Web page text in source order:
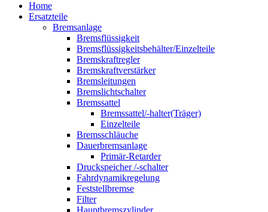
Home
Ersatzteile
Bremsanlage
Bremsflüssigkeit
Bremsflüssigkeitsbehälter/Einzelteile
Bremskraftregler
Bremskraftverstärker
Bremsleitungen
Bremslichtschalter
Bremssattel
Bremssattel/-halter(Träger)
Einzelteile
Bremsschläuche
Dauerbremsanlage
Primär-Retarder
Druckspeicher /-schalter
Fahrdynamikregelung
Feststellbremse
Filter
Hauptbremszylinder